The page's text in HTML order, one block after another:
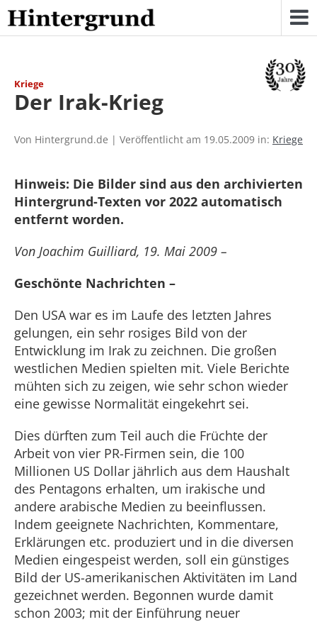
Skip
to
content
Kriege
Der Irak-Krieg
Von Hintergrund.de | Veröffentlicht am 19.05.2009 in: Kriege
Hinweis: Die Bilder sind aus den archivierten
Hintergrund-Texten vor 2022 automatisch
entfernt worden.
Von Joachim Guilliard, 19. Mai 2009 –
Geschönte Nachrichten –
Den USA war es im Laufe des letzten Jahres
gelungen, ein sehr rosiges Bild von der
Entwicklung im Irak zu zeichnen. Die großen
westlichen Medien spielten mit. Viele Berichte
mühten sich zu zeigen, wie sehr schon wieder
eine gewisse Normalität eingekehrt sei.
Dies dürften zum Teil auch die Früchte der
Arbeit von vier PR-Firmen sein, die 100
Millionen US Dollar jährlich aus dem Haushalt
des Pentagons erhalten, um irakische und
andere arabische Medien zu beeinflussen.
Indem geeignete Nachrichten, Kommentare,
Erklärungen etc. produziert und in die diversen
Medien eingespeist werden, soll ein günstiges
Bild der US-amerikanischen Aktivitäten im Land
gezeichnet werden. Begonnen wurde damit
schon 2003; mit der Einführung neuer